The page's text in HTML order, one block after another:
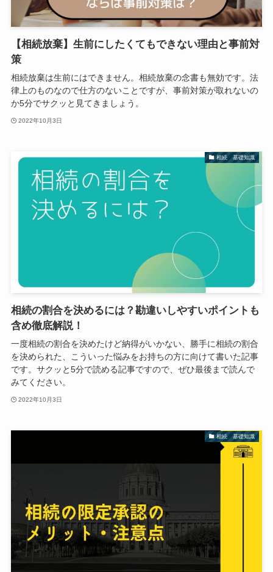
【相続放棄】生前にしたくてもできない理由と事前対
策
相続放棄は生前にはできません。相続放棄の念書も無効です。法
律上のものなので仕方のないことですが、事前対策が取れないの
か5分でサクッと見てきましょう。
2022年10月3日
相続 基礎知識
相続の割合を決めるには？勘違いしやすいポイントも
含め徹底解説！
一度相続の割合を決めたけど納得がいかない、勝手に相続の割合
を決められた、こういった悩みをお持ちの方に向けて書いた記事
です。サクッと5分で読める記事ですので、ぜひ最後まで読んで
みてください。
2022年10月3日
相続 基礎知識